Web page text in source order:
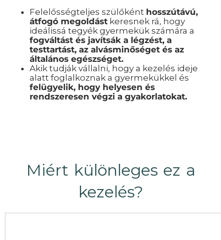
Felelősségteljes szülőként hosszútávú,
átfogó megoldást keresnek rá, hogy
ideálissá tegyék gyermekük számára a
fogváltást és javítsák a légzést, a
testtartást, az alvásminőséget és az
általános egészséget.
Akik tudják vállalni, hogy a kezelés ideje
alatt foglalkoznak a gyermekükkel és
felügyelik, hogy helyesen és
rendszeresen végzi a gyakorlatokat.
Miért különleges ez a
kezelés?